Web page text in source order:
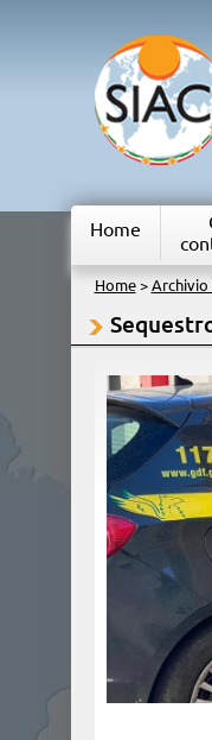
Home
Home> Archivio